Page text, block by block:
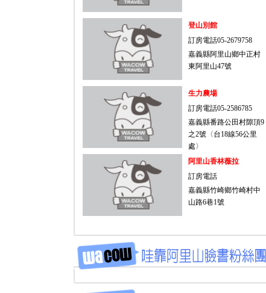
登山別館
訂房電話05-2679758
嘉義縣阿里山鄉中正村
東阿里山47號
生力農場
訂房電話05-2586785
嘉義縣番路公田村隙頂9
之2號〈台18線56公里
處〉
阿里山香林薇拉
訂房電話
嘉義縣竹崎鄉竹崎村中
山路6巷1號